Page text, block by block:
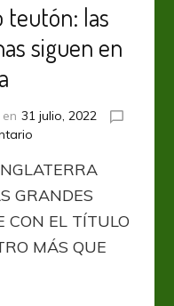
teutón: las
siguen en
31 julio, 2022
triunfo
teutón:
máximas
campeonas
GRANDES
CON EL TÍTULO
MÁS QUE